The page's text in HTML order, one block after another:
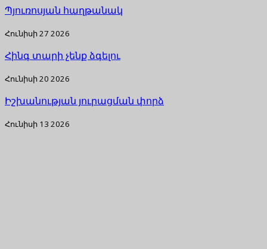
Պյուռոսյան հաղթանակ
Հունիսի 27 2026
Հինգ տարի չենք ձգելու
Հունիսի 20 2026
Իշխանության յուրացման փորձ
Հունիսի 13 2026